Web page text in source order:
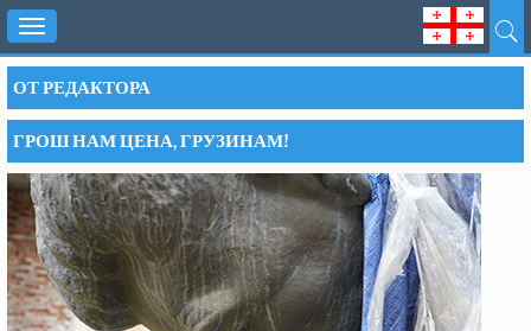
Toggle
navigation
ОТ РЕДАКТОРА
ГРОШ НАМ ЦЕНА, ГРУЗИНАМ!